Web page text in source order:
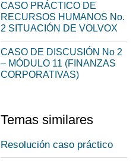
CASO PRÁCTICO DE
RECURSOS HUMANOS No.
2 SITUACIÓN DE VOLVOX
CASO DE DISCUSIÓN No 2
– MÓDULO 11 (FINANZAS
CORPORATIVAS)
Temas similares
Resolución caso práctico